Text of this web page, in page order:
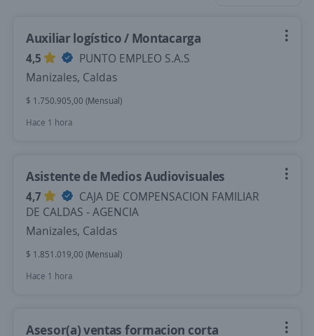
Auxiliar logístico / Montacarga
4,5
PUNTO EMPLEO S.A.S
Manizales, Caldas
$ 1.750.905,00 (Mensual)
Hace 1 hora
Asistente de Medios Audiovisuales
4,7
CAJA DE COMPENSACION FAMILIAR
DE CALDAS - AGENCIA
Manizales, Caldas
$ 1.851.019,00 (Mensual)
Hace 1 hora
Asesor(a) ventas formacion corta